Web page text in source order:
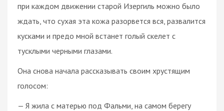
при каждом движении старой Изергиль можно было
ждать, что сухая эта кожа разорвется вся, развалится
кусками и предо мной встанет голый скелет с
тусклыми черными глазами.
Она снова начала рассказывать своим хрустящим
голосом:
— Я жила с матерью под Фальми, на самом берегу